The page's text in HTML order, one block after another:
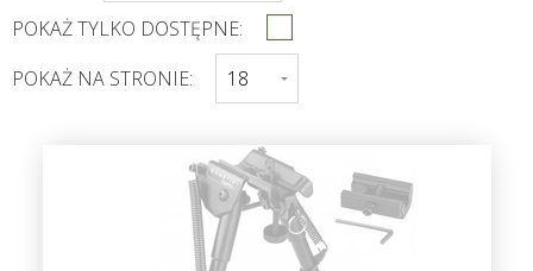
POKAŻ TYLKO DOSTĘPNE:
POKAŻ NA STRONIE: